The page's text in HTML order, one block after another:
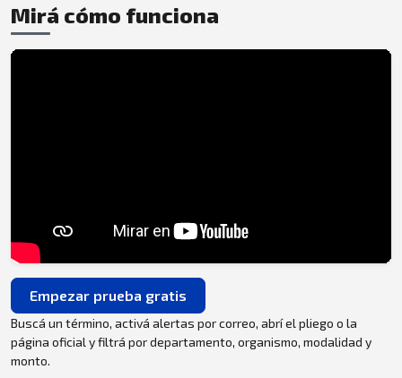
Mirá cómo funciona
Empezar prueba gratis
Buscá un término, activá alertas por correo, abrí el pliego o la
página oficial y filtrá por departamento, organismo, modalidad y
monto.